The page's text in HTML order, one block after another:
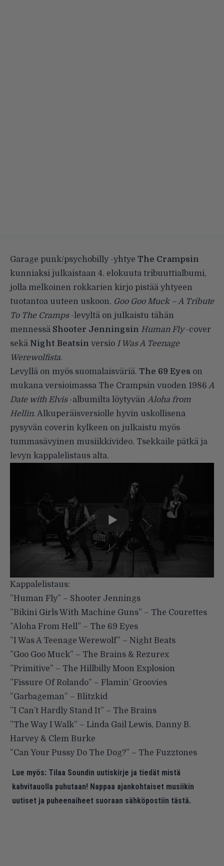
Garage punk/psychobilly -yhtye The Crampsin
kunniaksi julkaistaan 4. elokuuta tribuuttialbumi,
jolla melkoinen rokkarien kirjo pistää yhtyeen
tuotantoa uuteen uskoon. Goo Goo Muck – A Tribute
To The Cramps-levyltä on julkaistu tähän
mennessä Shooter Jenningsin Human Fly-cover
sekä Night Beatsin versio I Was A Teenage
Werewolfista.
Levyllä on myös suomalaisväriä. The 69 Eyes on
mukana versioimassa The Crampsin vuoden 1986 A
Date with Elvis-albumilta löytyvän Aloha from
Hellin. Alkuperäisversiolle hyvin uskollisena
pysyvän coverin kylkeen on julkaistu myös
tummasävyinen musiikkivideo. Tsekkaile pätkä ja
levyn kappalelistaus alta.
Kappalelistaus:
”Human Fly” – Shooter Jennings
”Bikini Girls With Machine Guns” – The Courettes
”Aloha From Hell” – The 69 Eyes
”I Was A Teenage Werewolf” – Night Beats
”Goo Goo Muck” – The Brains & Rezurex
”Primitive” – The Hillbilly Moon Explosion
”Fissure Of Rolando” – Flamin’ Groovies
”Garbageman” – Blitzkid
”I Can’t Hardly Stand It” – The Brains
”The Way I Walk” – Linda Gail Lewis, Danny B.
Harvey & Clem Burke
”Can Your Pussy Do The Dog?” – The Fuzztones
Lue myös: Tilaa Soundin uutiskirje ja tiedät mistä
kahvitauolla puhutaan! Nappaa ajankohtaiset musiikin
uutiset ja puheenaiheet suoraan sähköpostiin tästä.